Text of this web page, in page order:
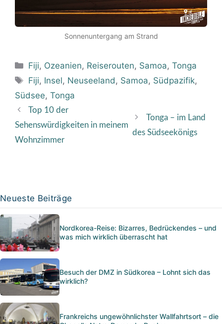
Sonnenuntergang am Strand
Kategorien
Fiji, Ozeanien, Reiserouten, Samoa,Tonga
Schlagwörter
Fiji, Insel, Neuseeland , Samoa, Südpazifik,
Südsee, Tonga
Top 10 der
Sehenswürdigkeiten in meinem
Wohnzimmer
Tonga – im Land
des Südseekönigs
Neueste Beiträge
Nordkorea-Reise: Bizarres, Bedrückendes – und
was mich wirklich überrascht hat
Besuch der DMZ in Südkorea – Lohnt sich das
wirklich?
Frankreichs ungewöhnlichster Wallfahrtsort – die